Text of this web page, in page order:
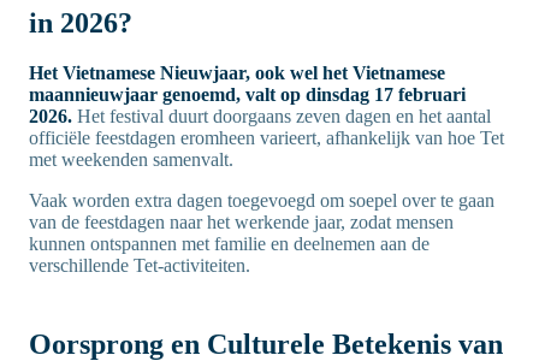
in 2026?
Het Vietnamese Nieuwjaar, ook wel het Vietnamese
maannieuwjaar genoemd, valt op dinsdag 17 februari
2026. Het festival duurt doorgaans zeven dagen en het aantal
officiële feestdagen eromheen varieert, afhankelijk van hoe Tet
met weekenden samenvalt.
Vaak worden extra dagen toegevoegd om soepel over te gaan
van de feestdagen naar het werkende jaar, zodat mensen
kunnen ontspannen met familie en deelnemen aan de
verschillende Tet-activiteiten.
Oorsprong en Culturele Betekenis van